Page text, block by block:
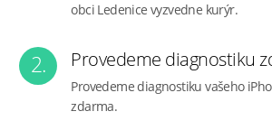
obci Ledenice vyzvedne kurýr.
2. Provedeme diagnostiku
Provedeme diagnostiku vašeho
zdarma.